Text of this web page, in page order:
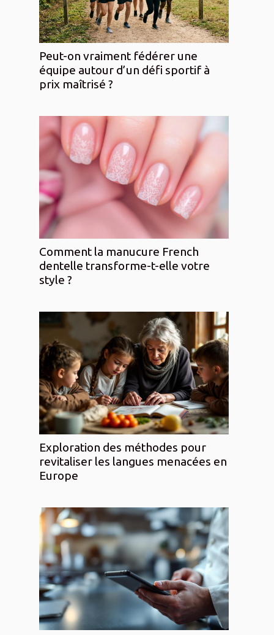
Peut-on vraiment fédérer une
équipe autour d’un défi sportif à
prix maîtrisé ?
Comment la manucure French
dentelle transforme-t-elle votre
style ?
Exploration des méthodes pour
revitaliser les langues menacées en
Europe